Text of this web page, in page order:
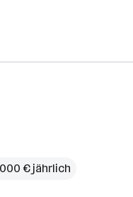
€ jährlich